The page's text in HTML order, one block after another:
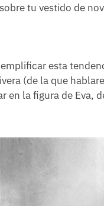
tu vestido de
esta
(de la que
en la figura de Eva,